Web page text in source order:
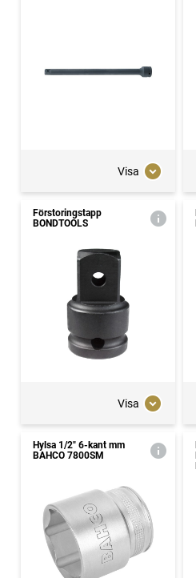
Visa
Förstoringstapp
BONDTOOLS
Visa
Hylsa 1/2" 6-kant mm
BAHCO 7800SM